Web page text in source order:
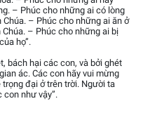
– Phúc cho những ai có lòng
– Phúc cho những ai ăn ở
– Phúc cho những ai bị
họ”.
bách hại các con, và bởi ghét
ác. Các con hãy vui mừng
đại ở trên trời. Người ta
như vậy”.